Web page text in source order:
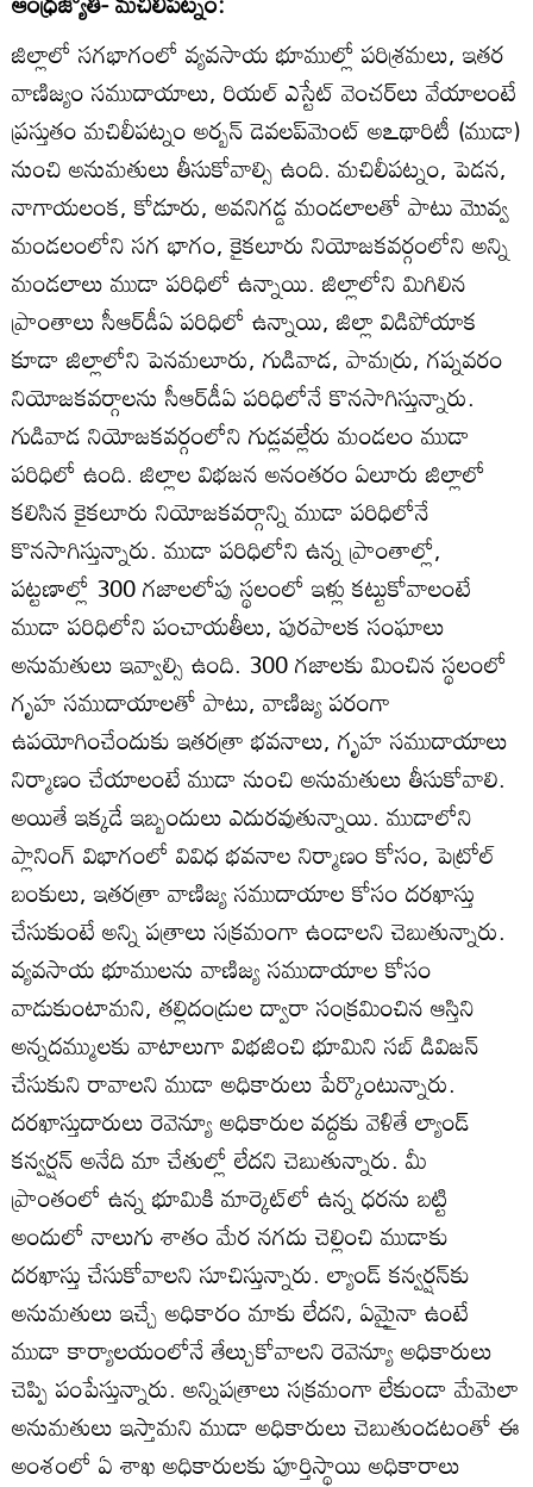
జిల్లాలో సగభాగంలో వ్యవసాయ భూముల్లో పరిశ్రమలు, ఇతర
వాణిజ్యం సముదాయాలు, రియల్‌ ఎస్టేట్‌ వెంచర్‌లు వేయాలంటే
ప్రస్తుతం మచిలీపట్నం అర్బన్‌ డెవలప్‌మెంట్‌ అఽథారిటీ (ముడా)
నుంచి అనుమతులు తీసుకోవాల్సి ఉంది. మచిలీపట్నం, పెడన,
నాగాయలంక, కోడూరు, అవనిగడ్డ మండలాలతో పాటు మొవ్వ
మండలంలోని సగ భాగం, కైకలూరు నియోజకవర్గంలోని అన్ని
మండలాలు ముడా పరిధిలో ఉన్నాయి. జిల్లాలోని మిగిలిన
ప్రాంతాలు సీఆర్‌డీఏ పరిధిలో ఉన్నాయి, జిల్లా విడిపోయాక
కూడా జిల్లాలోని పెనమలూరు, గుడివాడ, పామర్రు, గప్నవరం
నియోజకవర్గాలను సీఆర్‌డీఏ పరిధిలోనే కొనసాగిస్తున్నారు.
గుడివాడ నియోజకవర్గంలోని గుడ్లవల్లేరు మండలం ముడా
పరిధిలో ఉంది. జిల్లాల విభజన అనంతరం ఏలూరు జిల్లాలో
కలిసిన కైకలూరు నియోజకవర్గాన్ని ముడా పరిధిలోనే
కొనసాగిస్తున్నారు. ముడా పరిధిలోని ఉన్న ప్రాంతాల్లో,
పట్టణాల్లో 300 గజాలలోపు స్థలంలో ఇళ్లు కట్టుకోవాలంటే
ముడా పరిధిలోని పంచాయతీలు, పురపాలక సంఘాలు
అనుమతులు ఇవ్వాల్సి ఉంది. 300 గజాలకు మించిన స్థలంలో
గృహ సముదాయాలతో పాటు, వాణిజ్య పరంగా
ఉపయోగించేందుకు ఇతరత్రా భవనాలు, గృహ సముదాయాలు
నిర్మాణం చేయాలంటే ముడా నుంచి అనుమతులు తీసుకోవాలి.
అయితే ఇక్కడే ఇబ్బందులు ఎదురవుతున్నాయి. ముడాలోని
ప్లానింగ్‌ విభాగంలో వివిధ భవనాల నిర్మాణం కోసం, పెట్రోల్‌
బంకులు, ఇతరత్రా వాణిజ్య సముదాయాల కోసం దరఖాస్తు
చేసుకుంటే అన్ని పత్రాలు సక్రమంగా ఉండాలని చెబుతున్నారు.
వ్యవసాయ భూములను వాణిజ్య సముదాయాల కోసం
వాడుకుంటామని, తల్లిదండ్రుల ద్వారా సంక్రమించిన ఆస్తిని
అన్నదమ్ములకు వాటాలుగా విభజించి భూమిని సబ్‌ డివిజన్‌
చేసుకుని రావాలని ముడా అధికారులు పేర్కొంటున్నారు.
దరఖాస్తుదారులు రెవెన్యూ అధికారుల వద్దకు వెళితే ల్యాండ్‌
కన్వర్షన్‌ అనేది మా చేతుల్లో లేదని చెబుతున్నారు. మీ
ప్రాంతంలో ఉన్న భూమికి మార్కెట్‌లో ఉన్న ధరను బట్టి
అందులో నాలుగు శాతం మేర నగదు చెల్లించి ముడాకు
దరఖాస్తు చేసుకోవాలని సూచిస్తున్నారు. ల్యాండ్‌ కన్వర్షన్‌కు
అనుమతులు ఇచ్చే అధికారం మాకు లేదని, ఏమైౖనా ఉంటే
ముడా కార్యాలయంలోనే తేల్చుకోవాలని రెవెన్యూ అధికారులు
చెప్పి పంపేస్తున్నారు. అన్నిపత్రాలు సక్రమంగా లేకుండా మేమెలా
అనుమతులు ఇస్తామని ముడా అధికారులు చెబుతుండటంతో ఈ
అంశంలో ఏ శాఖ అధికారులకు పూర్తిస్థాయి అధికారాలు